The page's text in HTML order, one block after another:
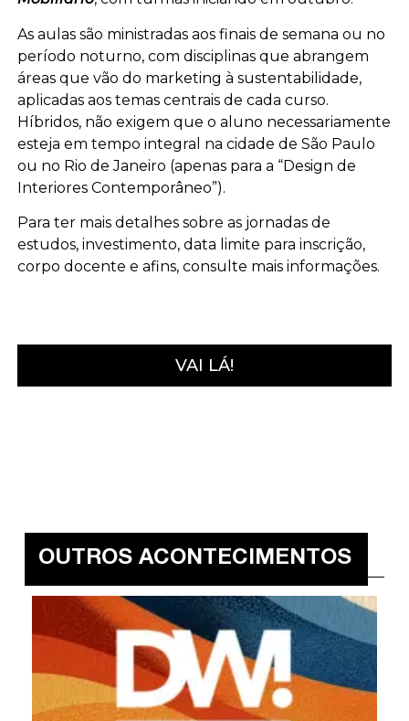
As aulas são ministradas aos finais de semana ou no
período noturno, com disciplinas que abrangem
áreas que vão do marketing à sustentabilidade,
aplicadas aos temas centrais de cada curso.
Híbridos, não exigem que o aluno necessariamente
esteja em tempo integral na cidade de São Paulo
ou no Rio de Janeiro (apenas para a “Design de
Interiores Contemporâneo”).
Para ter mais detalhes sobre as jornadas de
estudos, investimento, data limite para inscrição,
corpo docente e afins, consulte mais informações.
VAI LÁ!
OUTROS ACONTECIMENTOS